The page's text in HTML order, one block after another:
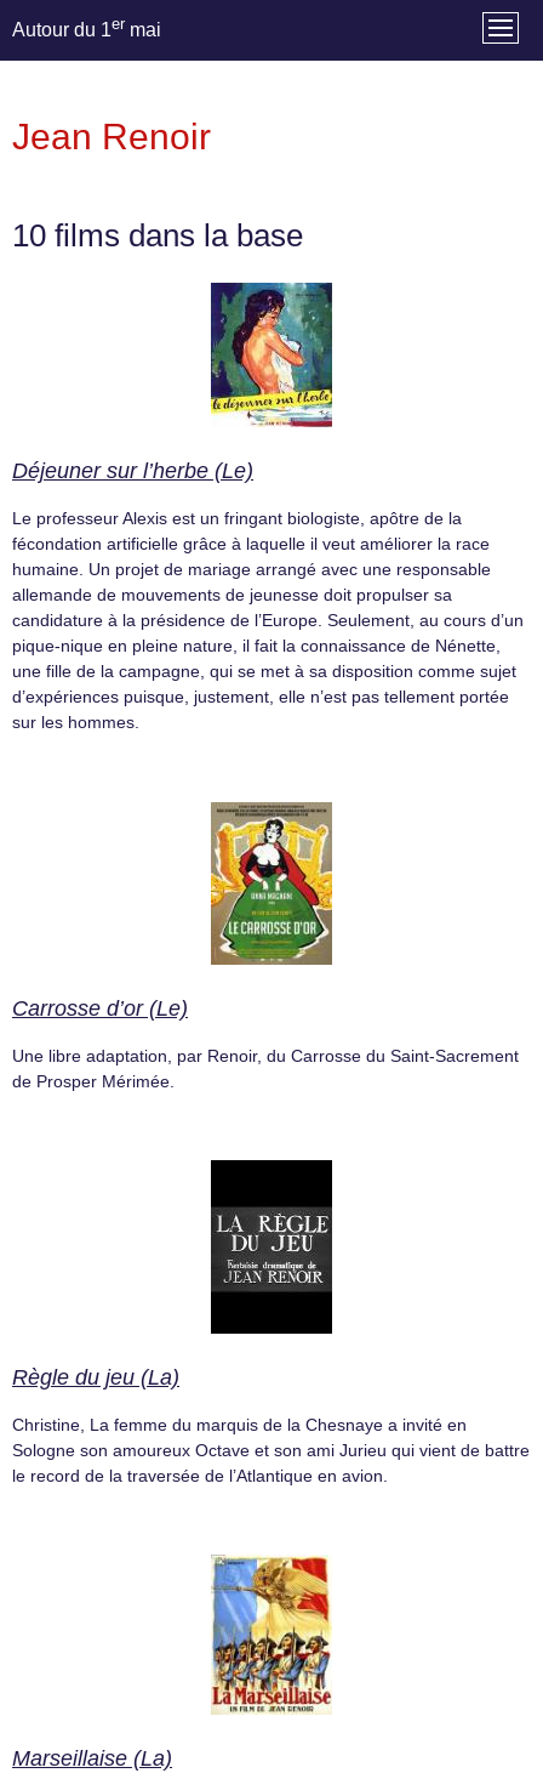
Autour du 1er mai
Jean Renoir
10 films dans la base
Déjeuner sur l’herbe (Le)
Le professeur Alexis est un fringant biologiste, apôtre de la
fécondation artificielle grâce à laquelle il veut améliorer la race
humaine. Un projet de mariage arrangé avec une responsable
allemande de mouvements de jeunesse doit propulser sa
candidature à la présidence de l’Europe. Seulement, au cours d’un
pique-nique en pleine nature, il fait la connaissance de Nénette,
une fille de la campagne, qui se met à sa disposition comme sujet
d’expériences puisque, justement, elle n’est pas tellement portée
sur les hommes.
Carrosse d’or (Le)
Une libre adaptation, par Renoir, du Carrosse du Saint-Sacrement
de Prosper Mérimée.
Règle du jeu (La)
Christine, La femme du marquis de la Chesnaye a invité en
Sologne son amoureux Octave et son ami Jurieu qui vient de battre
le record de la traversée de l’Atlantique en avion.
Marseillaise (La)